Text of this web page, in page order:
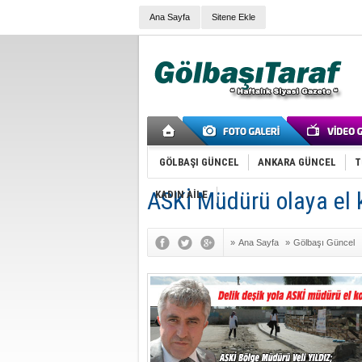
Ana Sayfa Sitene Ekle
GÖLBAŞI GÜNCEL ANKARA GÜNCEL
KADIN AİLE
ASKİ Müdürü olaya el
» Ana Sayfa » Gölbaşı Güncel